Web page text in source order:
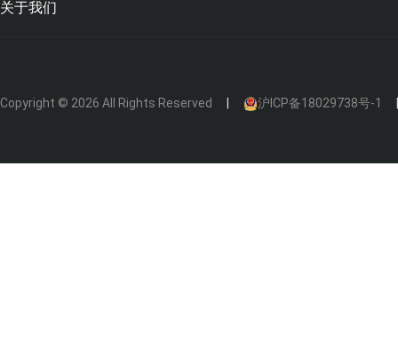
关于我们
Copyright © 2026 All Rights Reserved 沪ICP备18029738号-1